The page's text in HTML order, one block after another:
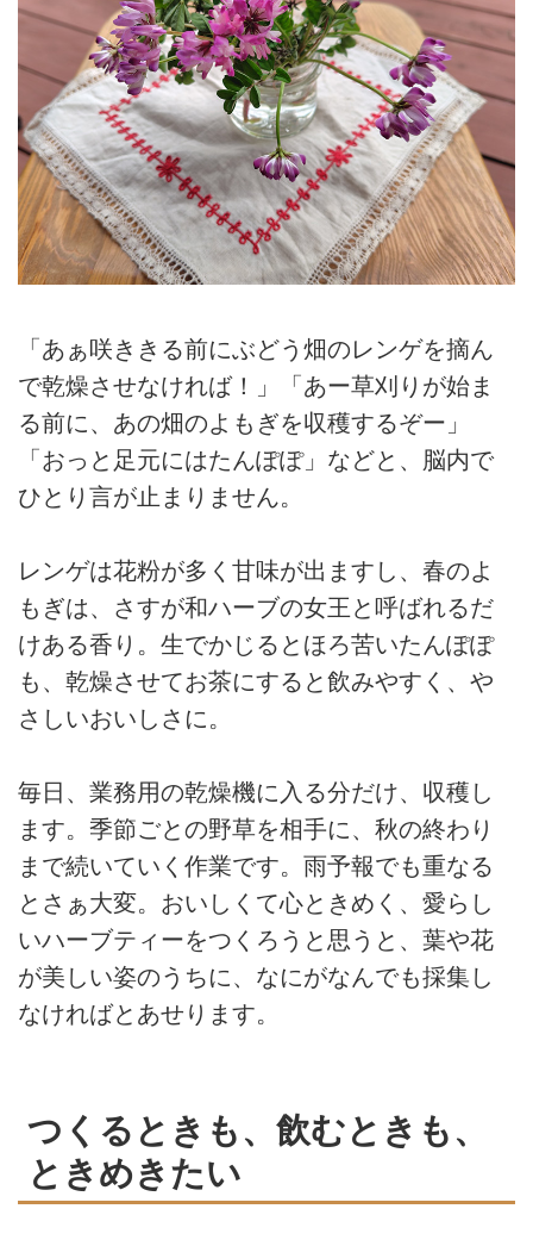
「あぁ咲ききる前にぶどう畑のレンゲを摘ん
で乾燥させなければ！」「あー草刈りが始ま
る前に、あの畑のよもぎを収穫するぞー」
「おっと足元にはたんぽぽ」などと、脳内で
ひとり言が止まりません。
レンゲは花粉が多く甘味が出ますし、春のよ
もぎは、さすが和ハーブの女王と呼ばれるだ
けある香り。生でかじるとほろ苦いたんぽぽ
も、乾燥させてお茶にすると飲みやすく、や
さしいおいしさに。
毎日、業務用の乾燥機に入る分だけ、収穫し
ます。季節ごとの野草を相手に、秋の終わり
まで続いていく作業です。雨予報でも重なる
とさぁ大変。おいしくて心ときめく、愛らし
いハーブティーをつくろうと思うと、葉や花
が美しい姿のうちに、なにがなんでも採集し
なければとあせります。
つくるときも、飲むときも、
ときめきたい